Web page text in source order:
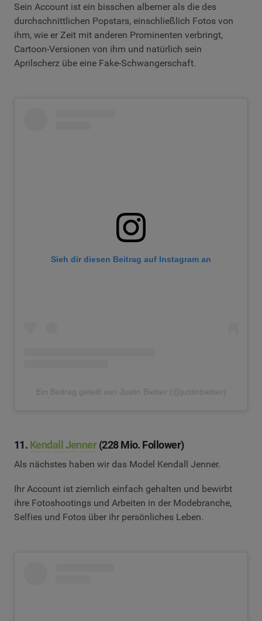
Sein Account ist ein bisschen alberner als die des
durchschnittlichen Popstars, einschließlich Fotos von
ihm, wie er Zeit mit anderen Prominenten verbringt,
Cartoon-Versionen von ihm und natürlich sein
Aprilscherz übe eine Fake-Schwangerschaft.
Sieh dir diesen Beitrag auf Instagram an
Ein Beitrag geteilt von Justin Bieber (@justinbieber)
11. Kendall Jenner(228 Mio. Follower)
Als nächstes haben wir das Model Kendall Jenner.
Ihr Account ist ziemlich einfach gehalten und bewirbt
ihre Fotoshootings und Arbeiten in der Modebranche,
Selfies und Fotos über ihr persönliches Leben.